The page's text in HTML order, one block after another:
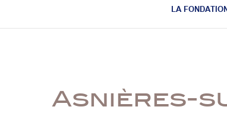
LA
Asnières-